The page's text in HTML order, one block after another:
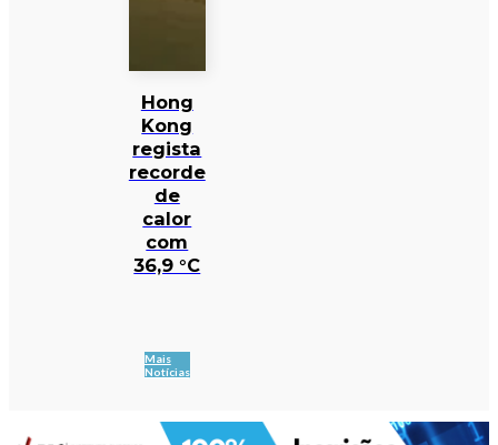
Hong
Kong
regista
recorde
de
calor
com
36,9 °C
Mais
Notícias